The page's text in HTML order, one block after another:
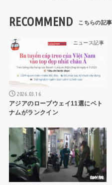
RECOMMEND
ニュース記事
2026.03.16
アジアのロープウェイ11選にベト
ナムがランクイン
ニュース記事